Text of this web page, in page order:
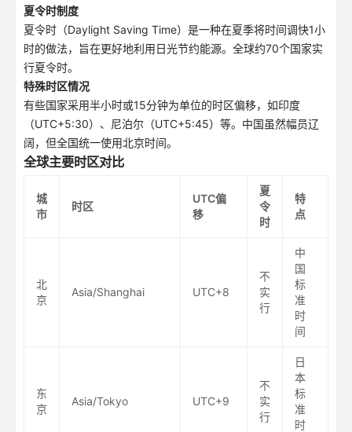
夏令时制度
夏令时（Daylight Saving Time）是一种在夏季将时间调快1小
时的做法，旨在更好地利用日光节约能源。全球约70个国家实
行夏令时。
特殊时区情况
有些国家采用半小时或15分钟为单位的时区偏移，如印度
（UTC+5:30）、尼泊尔（UTC+5:45）等。中国虽然幅员辽
阔，但全国统一使用北京时间。
全球主要时区对比
城
市
时区
UTC偏
移
夏
令
时
特
点
北
京
Asia/Shanghai UTC+8
不
实
行
中
国
标
准
时
间
东
京
Asia/Tokyo UTC+9
不
实
行
日
本
标
准
时